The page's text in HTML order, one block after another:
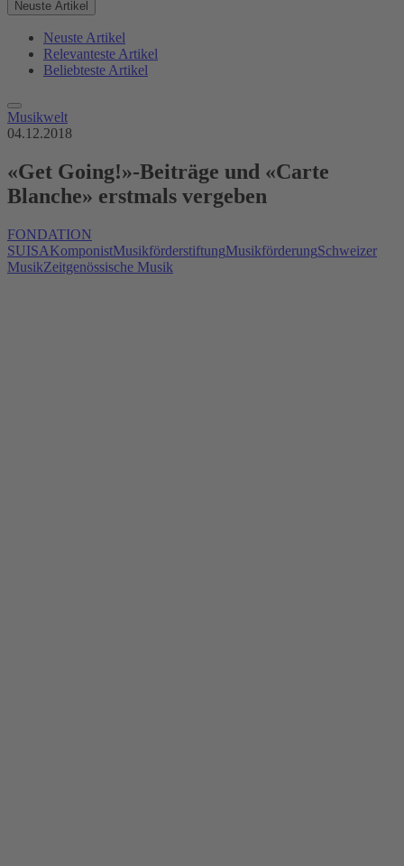
Neuste Artikel
Neuste Artikel
Relevanteste Artikel
Beliebteste Artikel
Musikwelt
04.12.2018
«Get Going!»-Beiträge und «Carte
Blanche» erstmals vergeben
FONDATION
SUISAKomponistMusikförderstiftungMusikförderungSchweizer
MusikZeitgenössische Musik